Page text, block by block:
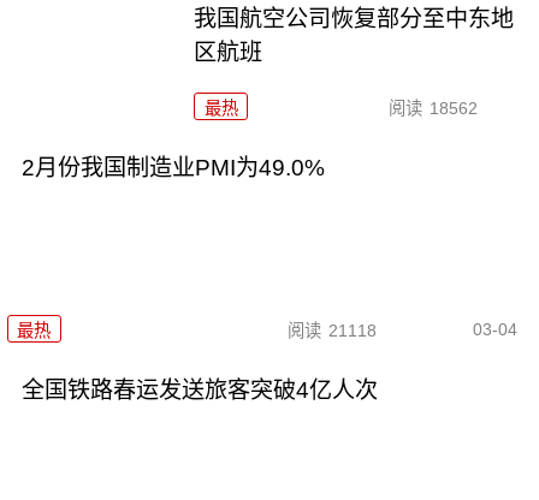
我国航空公司恢复部分至中东地
区航班
最热 阅读 18562
2月份我国制造业PMI为49.0%
最热 阅读 21118 03-04
全国铁路春运发送旅客突破4亿人次